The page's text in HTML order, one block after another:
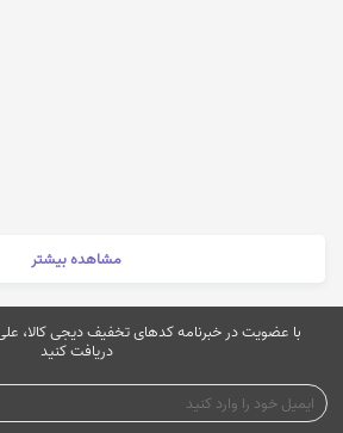
مشاهده بیشتر
با عضویت در خبرنامه کدهای تخفیف دیجی کالا، علی
دریافت کنید